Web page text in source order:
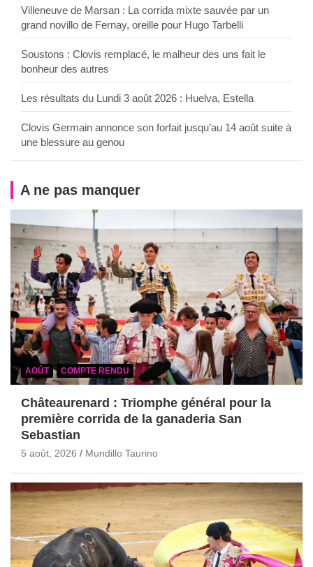
Villeneuve de Marsan : La corrida mixte sauvée par un
grand novillo de Fernay, oreille pour Hugo Tarbelli
Soustons : Clovis remplacé, le malheur des uns fait le
bonheur des autres
Les résultats du Lundi 3 août 2026 : Huelva, Estella
Clovis Germain annonce son forfait jusqu’au 14 août suite à
une blessure au genou
A ne pas manquer
AOÛT COMPTE RENDU
Châteaurenard : Triomphe général pour la
première corrida de la ganaderia San
Sebastian
5 août, 2026 Mundillo Taurino